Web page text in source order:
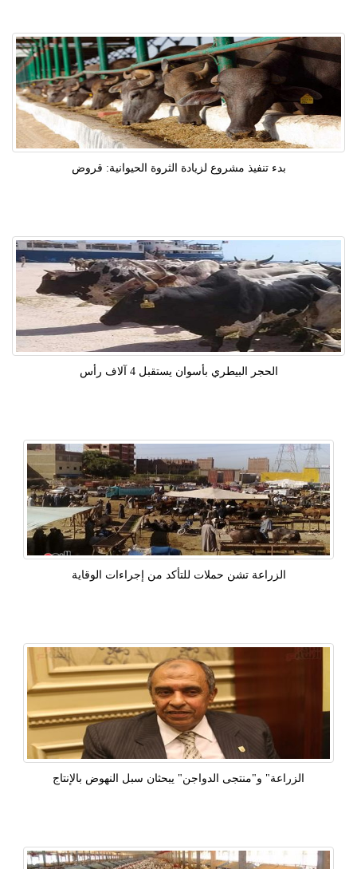
بدء تنفيذ مشروع لزيادة الثروة الحيوانية: قروض
الحجر البيطري بأسوان يستقبل 4 آلاف رأس
الزراعة تشن حملات للتأكد من إجراءات الوقاية
الزراعة" و"منتجى الدواجن" يبحثان سبل النهوض بالإنتاج